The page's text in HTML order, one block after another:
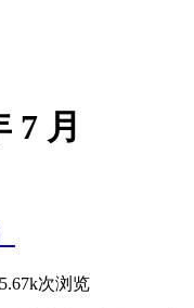
7 月
次浏览